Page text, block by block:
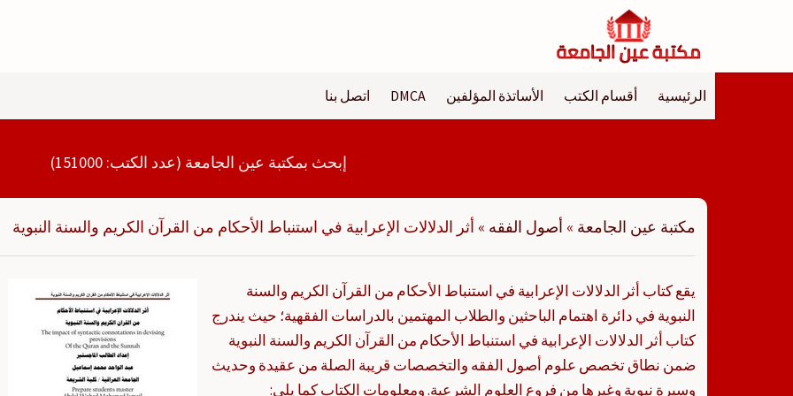
الرئيسية أقسام الكتب الأساتذة المؤلفين DMCA اتصل بنا
إبحث بمكتبة عين الجامعة (عدد الكتب: 151000)
مكتبة عين الجامعة » أصول الفقه » أثر الدلالات الإعرابية في استنباط الأحكام من القرآن الكريم والسنة النبوية
يقع كتاب أثر الدلالات الإعرابية في استنباط الأحكام من القرآن الكريم والسنة
النبوية في دائرة اهتمام الباحثين والطلاب المهتمين بالدراسات الفقهية؛ حيث يندرج
كتاب أثر الدلالات الإعرابية في استنباط الأحكام من القرآن الكريم والسنة النبوية
ضمن نطاق تخصص علوم أصول الفقه والتخصصات قريبة الصلة من عقيدة وحديث
وسيرة نبوية وغيرها من فروع العلوم الشرعية. ومعلومات الكتاب كما يلي: